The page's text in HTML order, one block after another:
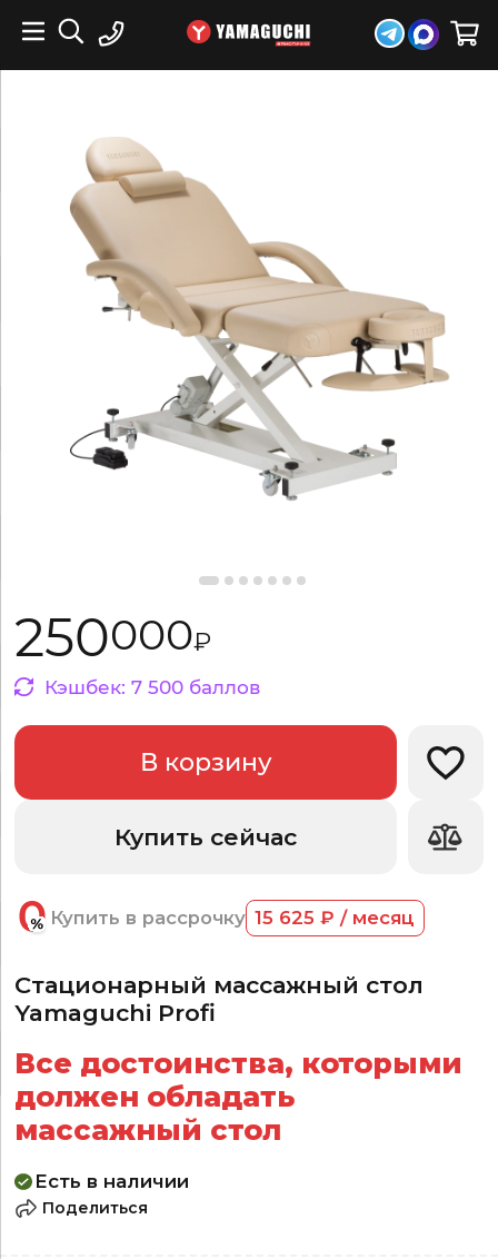
Стационарный массажный стол
Yamaguchi Profi
Все достоинства, которыми
должен обладать
массажный стол
Есть в наличии
Поделиться
250000₽
Кэшбек: 7 500 баллов
Купить сейчас
В корзину
Купить в рассрочку 15 625 ₽ / месяц